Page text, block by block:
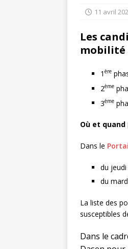
11 avril
Les
mobilité
1 ère
2ème
3ème
Où et
Dans le
du
du
La liste des
susceptibles
Dans le